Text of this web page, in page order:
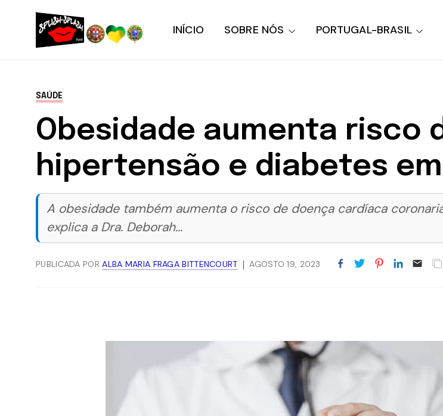
INÍCIO SOBRE NÓS PORTUGAL-BRASIL
SAÚDE
Obesidade aumenta risco
hipertensão e diabetes em
A obesidade também aumenta o risco de doença cardíaca
explica a Dra. Deborah...
PUBLICADA PORALBA MARIA FRAGA BITTENCOURT AGOSTO 19, 2023